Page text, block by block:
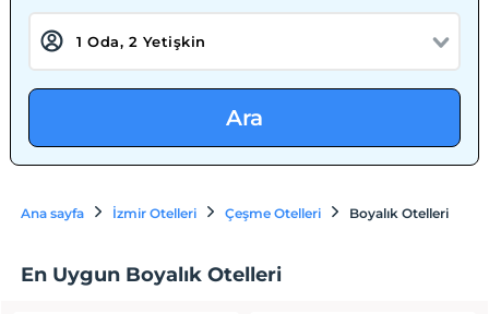
Ara
Ana sayfa İzmir Otelleri Çeşme Otelleri Boyalık Otelleri
En Uygun Boyalık Otelleri